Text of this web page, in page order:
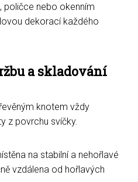
poličce nebo okenním
dekorací každého
a skladování
knotem vždy
z povrchu svíčky.
na stabilní a nehořlavé
vzdálena od hořlavých